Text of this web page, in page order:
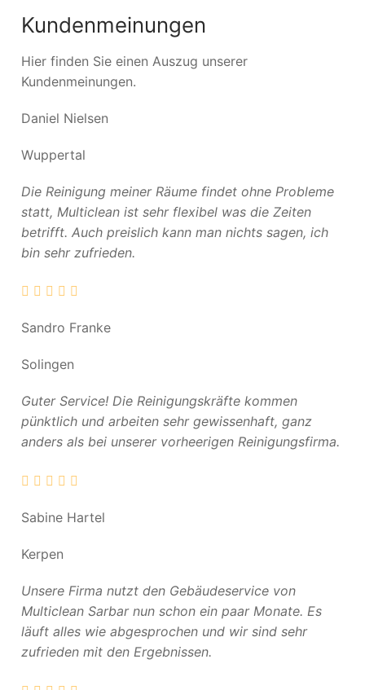
Kundenmeinungen
Hier finden Sie einen Auszug unserer
Kundenmeinungen.
Daniel Nielsen
Wuppertal
Die Reinigung meiner Räume findet ohne Probleme
statt, Multiclean ist sehr flexibel was die Zeiten
betrifft. Auch preislich kann man nichts sagen, ich
bin sehr zufrieden.
Sandro Franke
Solingen
Guter Service! Die Reinigungskräfte kommen
pünktlich und arbeiten sehr gewissenhaft, ganz
anders als bei unserer vorheerigen Reinigungsfirma.
Sabine Hartel
Kerpen
Unsere Firma nutzt den Gebäudeservice von
Multiclean Sarbar nun schon ein paar Monate. Es
läuft alles wie abgesprochen und wir sind sehr
zufrieden mit den Ergebnissen.